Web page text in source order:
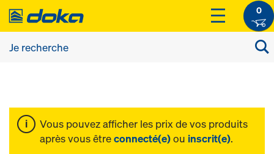
0
Vous pouvez afficher les prix de vos produits
après vous êtreconnecté(e)ou inscrit(e).